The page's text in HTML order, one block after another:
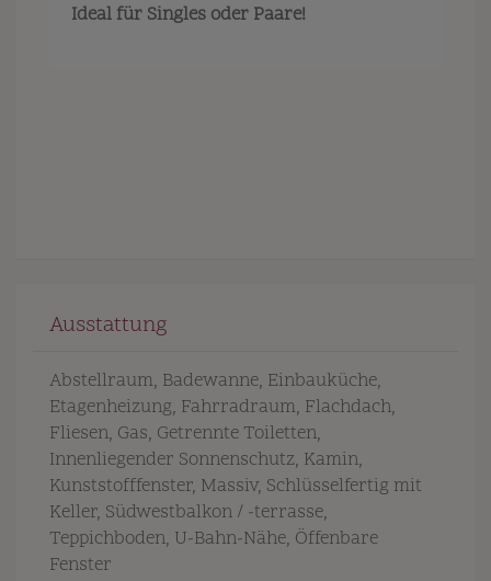
Ideal für Singles oder Paare!
Ausstattung
Abstellraum Badewanne Einbauküche
Etagenheizung Fahrradraum Flachdach
Fliesen Gas Getrennte Toiletten
Innenliegender Sonnenschutz Kamin
Kunststofffenster Massiv Schlüsselfertig mit
Keller Südwestbalkon / -terrasse
Teppichboden U-Bahn-Nähe Öffenbare
Fenster